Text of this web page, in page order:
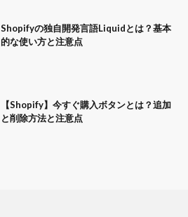
Shopifyの独自開発言語Liquidとは？基本
的な使い方と注意点
【Shopify】今すぐ購入ボタンとは？追加
と削除方法と注意点